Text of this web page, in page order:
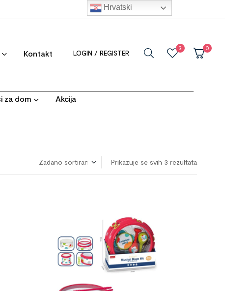
Kontakt LOGIN / REGISTER
3 0
za dom Akcija
Prikazuje se svih 3 rezultata
Hrvatski